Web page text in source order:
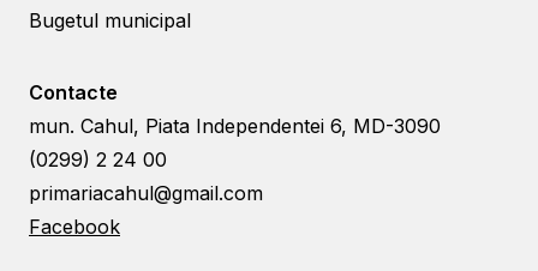
Bugetul municipal
Contacte
mun. Cahul, Piata Independentei 6, MD-3090
(0299) 2 24 00
primariacahul@gmail.com
Facebook